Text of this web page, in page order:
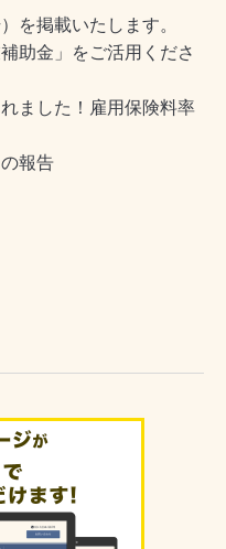
を掲載いたします。
助金」をご活用くださ
ました！雇用保険料率
報告